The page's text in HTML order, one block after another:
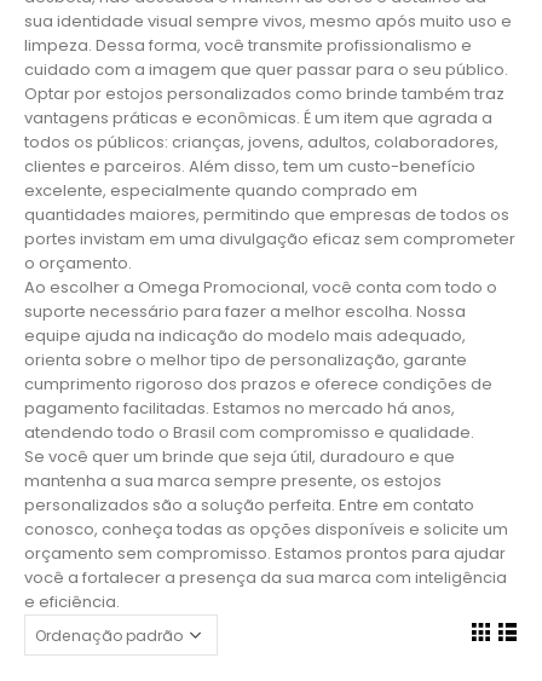
sua identidade visual sempre vivos, mesmo após muito uso e
limpeza. Dessa forma, você transmite profissionalismo e
cuidado com a imagem que quer passar para o seu público.
Optar por estojos personalizados como brinde também traz
vantagens práticas e econômicas. É um item que agrada a
todos os públicos: crianças, jovens, adultos, colaboradores,
clientes e parceiros. Além disso, tem um custo-benefício
excelente, especialmente quando comprado em
quantidades maiores, permitindo que empresas de todos os
portes invistam em uma divulgação eficaz sem comprometer
o orçamento.
Ao escolher a Omega Promocional, você conta com todo o
suporte necessário para fazer a melhor escolha. Nossa
equipe ajuda na indicação do modelo mais adequado,
orienta sobre o melhor tipo de personalização, garante
cumprimento rigoroso dos prazos e oferece condições de
pagamento facilitadas. Estamos no mercado há anos,
atendendo todo o Brasil com compromisso e qualidade.
Se você quer um brinde que seja útil, duradouro e que
mantenha a sua marca sempre presente, os estojos
personalizados são a solução perfeita. Entre em contato
conosco, conheça todas as opções disponíveis e solicite um
orçamento sem compromisso. Estamos prontos para ajudar
você a fortalecer a presença da sua marca com inteligência
e eficiência.